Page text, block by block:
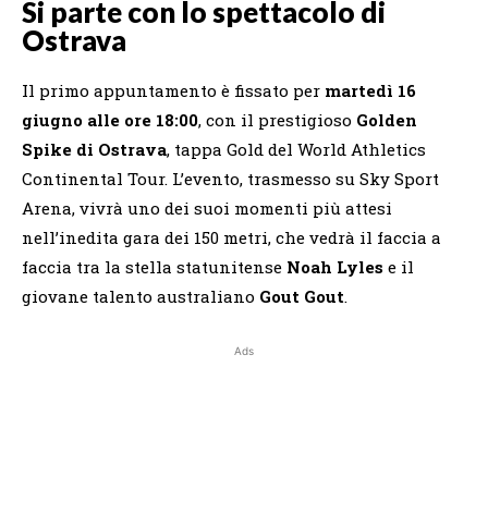
Si parte con lo spettacolo di
Ostrava
Il primo appuntamento è fissato per martedì 16
giugno alle ore 18:00, con il prestigioso Golden
Spike di Ostrava, tappa Gold del World Athletics
Continental Tour. L’evento, trasmesso su Sky Sport
Arena, vivrà uno dei suoi momenti più attesi
nell’inedita gara dei 150 metri, che vedrà il faccia a
faccia tra la stella statunitense Noah Lyles e il
giovane talento australiano Gout Gout.
Ads